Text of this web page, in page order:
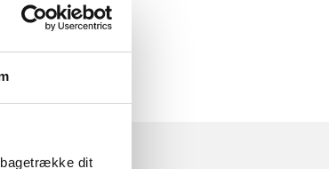
dit